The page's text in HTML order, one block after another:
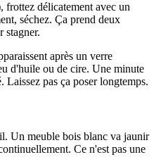
frottez délicatement avec un
séchez. Ça prend deux
stagner.
après un verre
d'huile ou de cire. Une minute
Laissez pas ça poser longtemps.
Un meuble bois blanc va jaunir
Ce n'est pas une